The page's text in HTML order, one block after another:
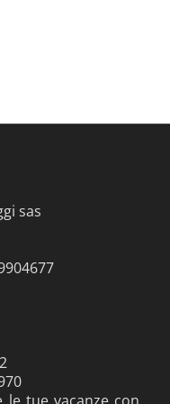
sas
le tue vacanze con